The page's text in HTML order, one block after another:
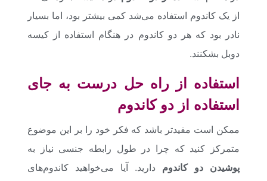
از یک کاندوم استفاده می‌شد کمی بیشتر بود، اما بسیار
نادر بود که هر دو کاندوم در هنگام استفاده از کیسه
دوبل بشکنند.
استفاده از راه حل درست به جای
استفاده از دو کاندوم
ممکن است مفیدتر باشد که فکر خود را بر این موضوع
متمرکز کنید که چرا در طول رابطه جنسی نیاز به
پوشیدن دو کاندوم دارید. آیا می‌خواهید کاندوم‌های